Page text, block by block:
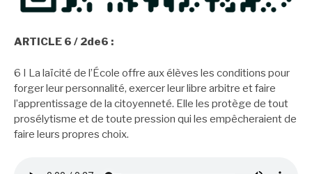
ARTICLE 6 / 2de6 :
6 I La laïcité de l’École offre aux élèves les conditions pour
forger leur personnalité, exercer leur libre arbitre et faire
l’apprentissage de la citoyenneté. Elle les protège de tout
prosélytisme et de toute pression qui les empêcheraient de
faire leurs propres choix.